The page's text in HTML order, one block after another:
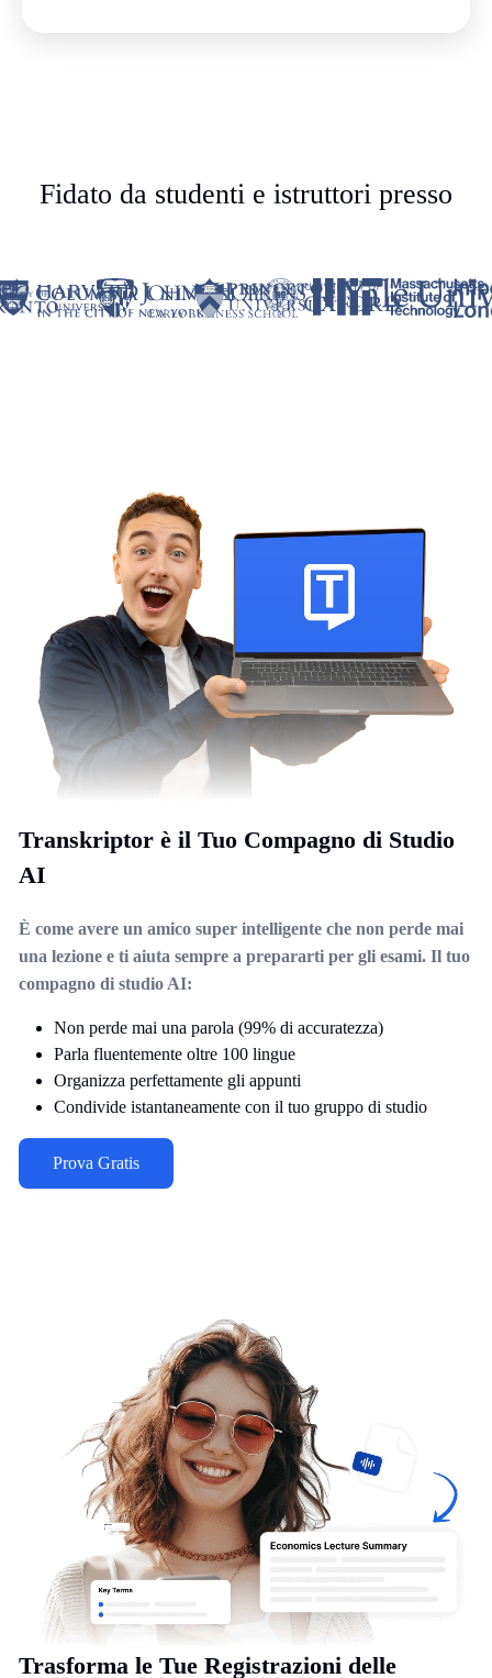
Fidato da studenti e istruttori presso
Transkriptor è il Tuo Compagno di Studio
AI
È come avere un amico super intelligente che non perde mai
una lezione e ti aiuta sempre a prepararti per gli esami. Il tuo
compagno di studio AI:
Non perde mai una parola (99% di accuratezza)
Parla fluentemente oltre 100 lingue
Organizza perfettamente gli appunti
Condivide istantaneamente con il tuo gruppo di studio
Prova Gratis
Trasforma le Tue Registrazioni delle